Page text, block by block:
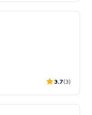
3.7(3)